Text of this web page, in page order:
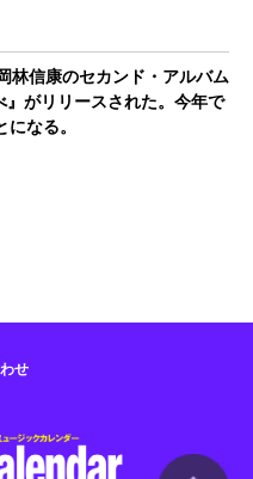
林信康のセカンド・アルバム
』がリリースされた。今年で
なる。
せ